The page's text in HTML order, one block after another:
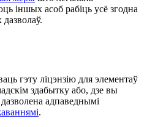
іншых асоб рабіць усё згодна
дазволаў.
гэту ліцэнзію для элементаў
здабытку або, дзе вы
адпаведнымі
.